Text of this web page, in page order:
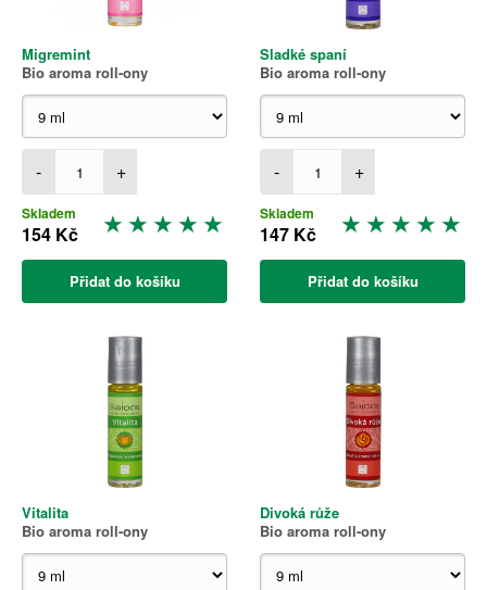
Migremint
Bio aroma roll-ony
- +
Skladem
154 Kč
Přidat do košíku
Sladké spaní
Bio aroma roll-ony
- +
Skladem
147 Kč
Přidat do košíku
Vitalita
Bio aroma roll-ony
Divoká růže
Bio aroma roll-ony